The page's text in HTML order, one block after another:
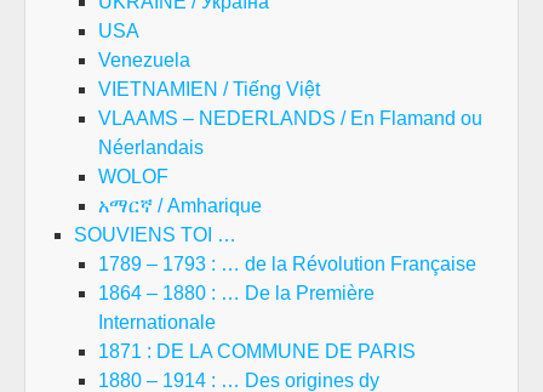
USA
Venezuela
VIETNAMIEN / Tiếng Việt
VLAAMS – NEDERLANDS / En Flamand ou
Néerlandais
WOLOF
አማርኛ / Amharique
SOUVIENS TOI …
1789 – 1793 : … de la Révolution Française
1864 – 1880 : … De la Première
Internationale
1871 : DE LA COMMUNE DE PARIS
1880 – 1914 : … Des origines dy